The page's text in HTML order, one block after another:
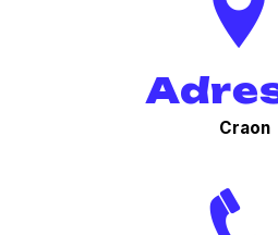
Craon